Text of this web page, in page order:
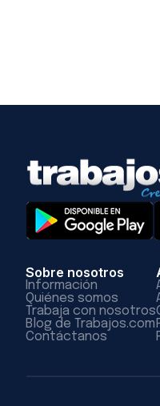
Sobre nosotros
Información
Quiénes somos
Trabaja con nosotros
Blog de Trabajos.com
Contáctanos